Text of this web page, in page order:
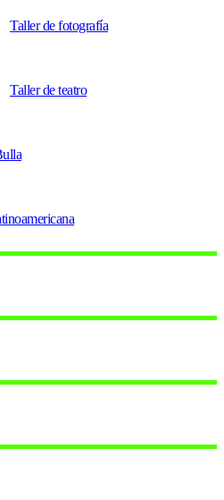
Taller de fotografía
Taller de teatro